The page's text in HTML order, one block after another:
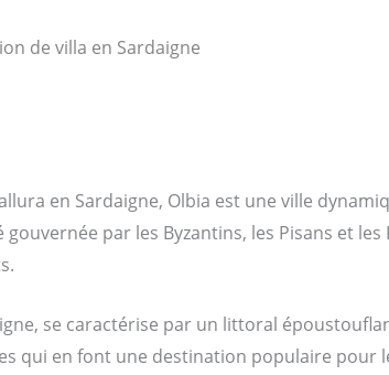
en Sardaigne, Olbia est une ville
gouvernée par les Byzantins, les Pisans et
se caractérise par un littoral
qui en font une destination populaire pour